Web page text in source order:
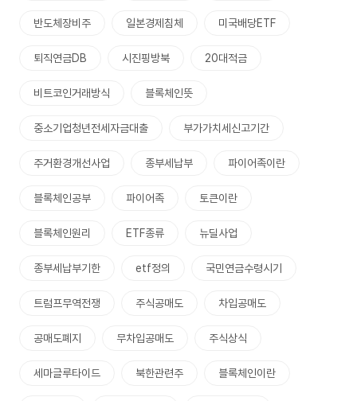
반도체장비주 일본경제침체 미국배당ETF
퇴직연금DB 시진핑방북 20대적금
비트코인거래방식 블록체인뜻
중소기업청년전세자금대출 부가가치세신고기간
주거환경개선사업 종부세납부 파이어족이란
블록체인공부 파이어족 토큰이란
블록체인원리 ETF종류 뉴딜사업
종부세납부기한 etf정의 국민연금수령시기
트럼프무역전쟁 주식공매도 차입공매도
공매도폐지 무차입공매도 주식상식
세마글루타이드 북한관련주 블록체인이란